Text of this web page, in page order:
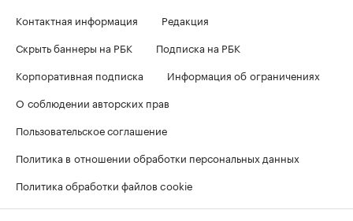
Контактная информация
Редакция
Скрыть баннеры на РБК
Подписка на РБК
Корпоративная подписка
Информация об ограничениях
О соблюдении авторских прав
Пользовательское соглашение
Политика в отношении обработки персональных данных
Политика обработки файлов cookie